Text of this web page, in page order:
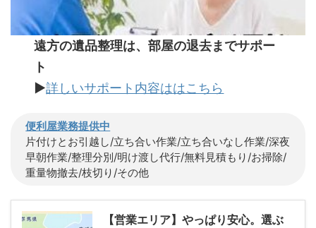
遠方の遺品整理は、部屋の退去までサポー
ト
▶詳しいサポート内容ははこちら
便利屋業務提供中
片付けとお引越し/立ち合い作業/立ち合いなし作業/深夜
早朝作業/整理分別/明け渡し代行/無料見積もり/お掃除/
重量物撤去/枝切り/その他
【営業エリア】やっぱり安心。選ぶ